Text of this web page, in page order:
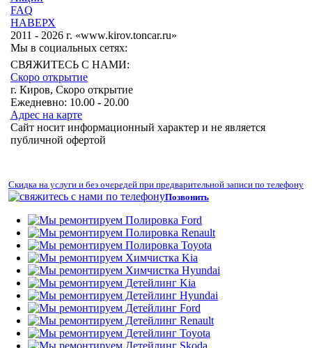
FAQ
НАВЕРХ
2011 - 2026 г. «www.kirov.toncar.ru»
Мы в социальных сетях:
СВЯЖИТЕСЬ С НАМИ:
Скоро открытие
г. Киров, Скоро открытие
Ежедневно: 10.00 - 20.00
Адрес на карте
Сайт носит информационный характер и не является
публичной офертой
Скидка на услуги и без очередей при предварительной записи по телефону
Позвонить